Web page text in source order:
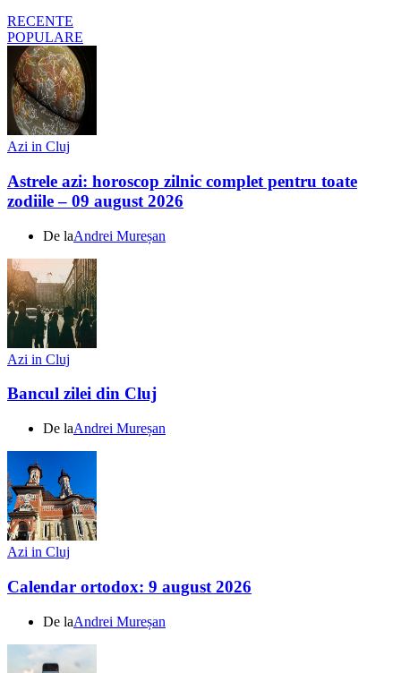
RECENTE
POPULARE
Azi in Cluj
Astrele azi: horoscop zilnic complet pentru toate
zodiile – 09 august 2026
De laAndrei Mureșan
Azi in Cluj
Bancul zilei din Cluj
De laAndrei Mureșan
Azi in Cluj
Calendar ortodox: 9 august 2026
De laAndrei Mureșan